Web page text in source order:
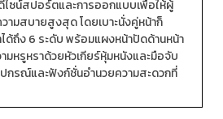
ไซน์สปอร์ตและการออกแบบเพื่อให้ผู้
ามสบายสูงสุด โดยเบาะนั่งคู่หน้าก็
ด้ถึง 6 ระดับ พร้อมแผงหน้าปัดด้านหน้า
มหรูหราด้วยหัวเกียร์หุ้มหนังและมือจับ
กรณ์และฟังก์ชั่นอำนวยความสะดวกที่